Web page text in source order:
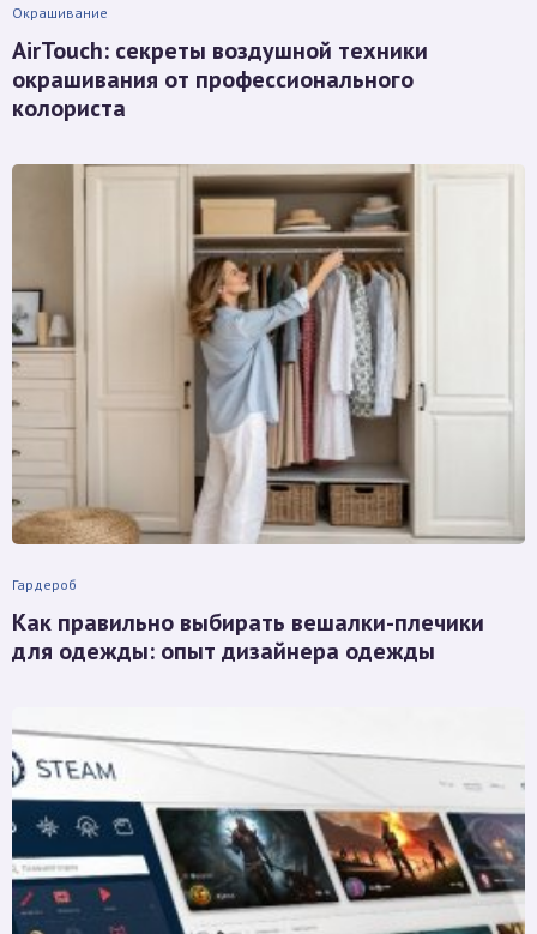
Окрашивание
AirTouch: секреты воздушной техники
окрашивания от профессионального
колориста
Гардероб
Как правильно выбирать вешалки-плечики
для одежды: опыт дизайнера одежды